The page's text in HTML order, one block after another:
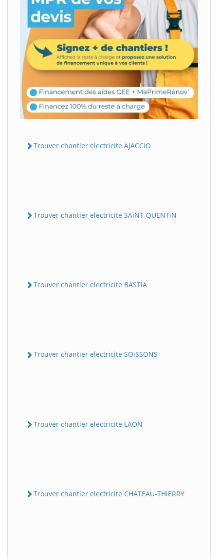
Trouver chantier electricite AJACCiO
Trouver chantier electricite SAiNT-QUENTiN
Trouver chantier electricite BASTiA
Trouver chantier electricite SOiSSONS
Trouver chantier electricite LAON
Trouver chantier electricite CHATEAU-THiERRY